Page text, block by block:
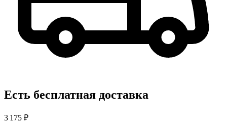
Есть бесплатная доставка
3 175 ₽